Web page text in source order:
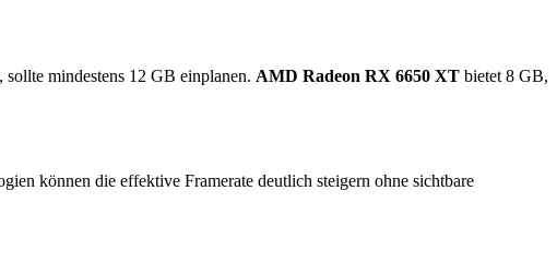
mindestens 12 GB einplanen. AMD Radeon RX 6650 XT bietet 8 GB,
können die effektive Framerate deutlich steigern ohne sichtbare